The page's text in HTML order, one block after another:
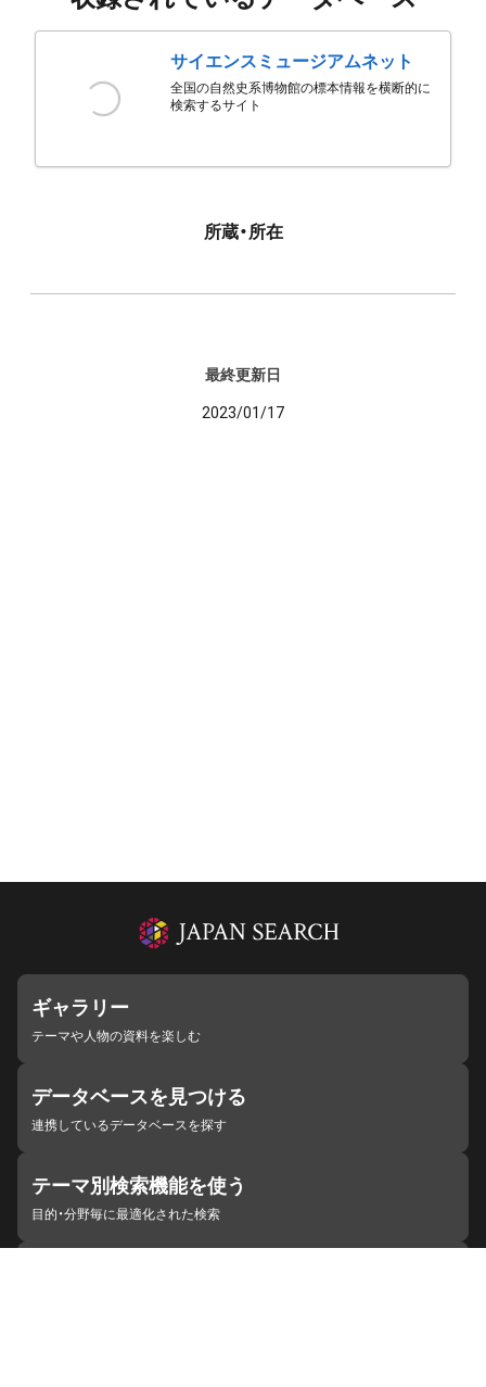
サイエンスミュージアムネット
全国の自然史系博物館の標本情報を横断的に
検索するサイト
所蔵・所在
最終更新日
2023/01/17
ギャラリー
テーマや人物の資料を楽しむ
データベースを見つける
連携しているデータベースを探す
テーマ別検索機能を使う
目的・分野毎に最適化された検索